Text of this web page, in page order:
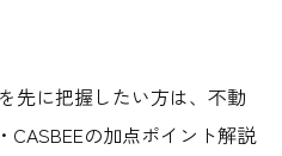
先に把握したい方は、 不動
CASBEEの加点ポイント解説